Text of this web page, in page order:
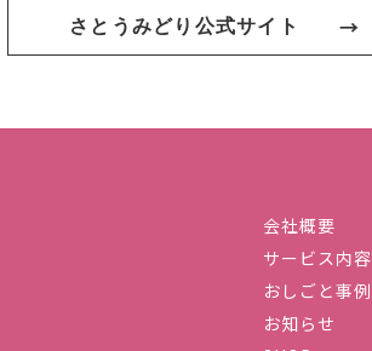
さとうみどり公式サイト
会社概要
サービス内容
おしごと事例
お知らせ
会社ハーストーリィプラス